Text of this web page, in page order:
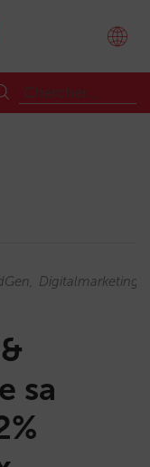
Digitalmarketing
sa